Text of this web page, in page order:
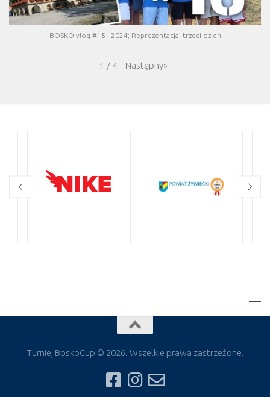
BOSKO vlog #15 - 2024; Reprezentacja, trzeci dzień
1 / 4 Następny»
Turniej BoskoCup © 2026. Wszelkie prawa zastrzeżone.